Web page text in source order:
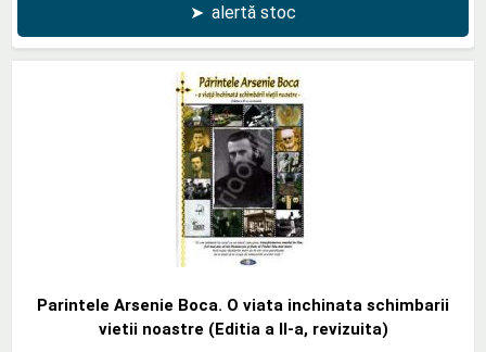
➤ alertă stoc
Parintele Arsenie Boca. O viata inchinata schimbarii
vietii noastre (Editia a II-a, revizuita)